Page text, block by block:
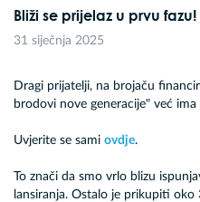
Bliži se prijelaz u prvu fazu!
31 siječnja 2025
Dragi prijatelji, na brojaču
brodovi nove generacije" već
Uvjerite se sami ovdje.
To znači da smo vrlo blizu
lansiranja. Ostalo je prikupiti